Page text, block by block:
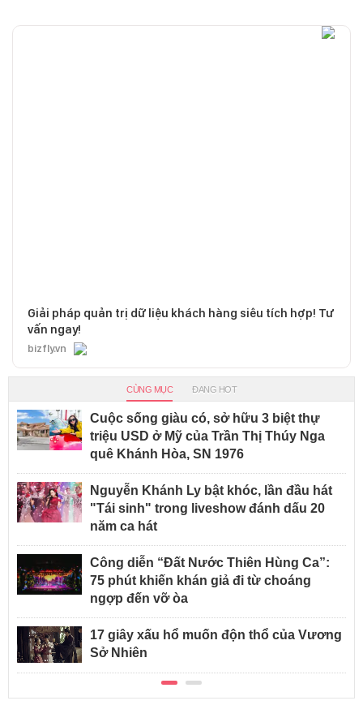
Giải pháp quản trị dữ liệu khách hàng siêu tích hợp! Tư
vấn ngay!
bizfly.vn
CÙNG MỤC ĐANG HOT
Cuộc sống giàu có, sở hữu 3 biệt thự
triệu USD ở Mỹ của Trần Thị Thúy Nga
quê Khánh Hòa, SN 1976
Nguyễn Khánh Ly bật khóc, lần đầu hát
"Tái sinh" trong liveshow đánh dấu 20
năm ca hát
Công diễn “Đất Nước Thiên Hùng Ca”:
75 phút khiến khán giả đi từ choáng
ngợp đến vỡ òa
17 giây xấu hổ muốn độn thổ của Vương
Sở Nhiên